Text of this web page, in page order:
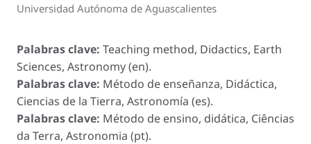
Universidad Autónoma de Aguascalientes
Palabras clave: Teaching method, Didactics, Earth
Sciences, Astronomy (en).
Palabras clave: Método de enseñanza, Didáctica,
Ciencias de la Tierra, Astronomía (es).
Palabras clave: Método de ensino, didática, Ciências
da Terra, Astronomia (pt).